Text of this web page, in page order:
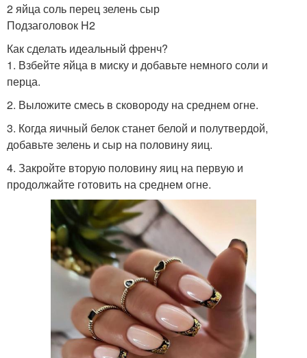
2 яйца соль перец зелень сыр
Подзаголовок H2
Как сделать идеальный френч?
1. Взбейте яйца в миску и добавьте немного соли и
перца.
2. Выложите смесь в сковороду на среднем огне.
3. Когда яичный белок станет белой и полутвердой,
добавьте зелень и сыр на половину яиц.
4. Закройте вторую половину яиц на первую и
продолжайте готовить на среднем огне.